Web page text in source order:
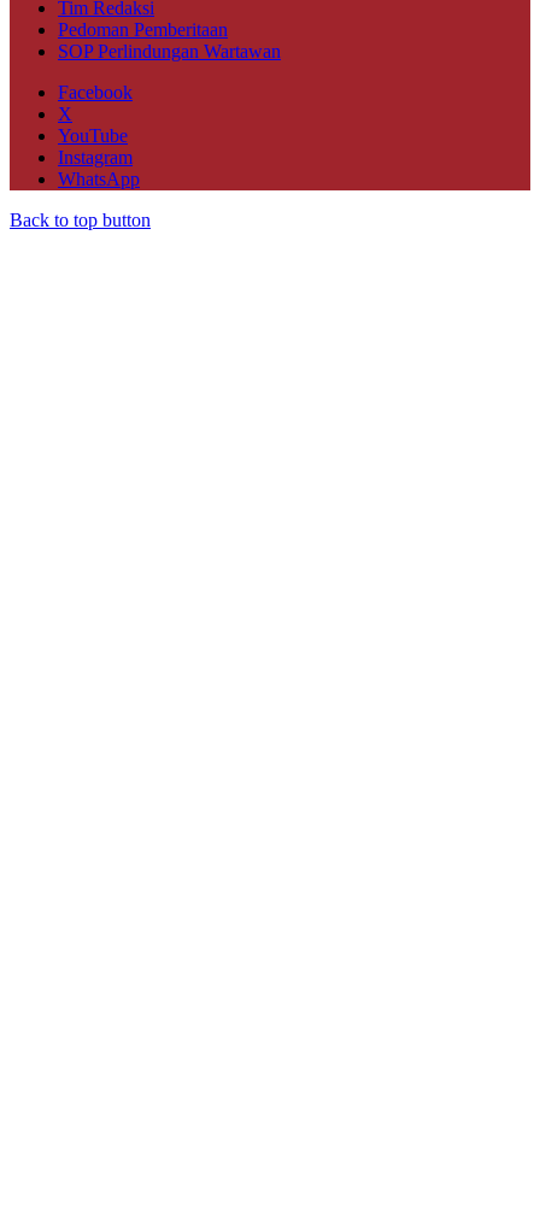
Tim Redaksi
Pedoman Pemberitaan
SOP Perlindungan Wartawan
Facebook
X
YouTube
Instagram
WhatsApp
Back to top button